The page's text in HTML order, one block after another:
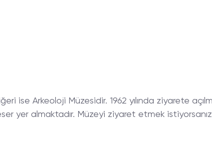
ise Arkeoloji Müzesidir. 1962 yılında ziyarete
yer almaktadır. Müzeyi ziyaret etmek istiyorsanız